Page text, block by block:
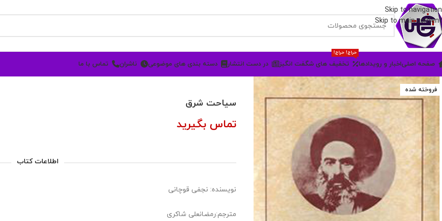
Skip to navigation
Skip to main content
صفحه اصلیاخبار و رویدادها تخفیف های شگفت انگیز
حراج! حراج!
در دست انتشار دسته بندی های موضوعی ناشران تماس با ما
فروخته شده
سیاحت شرق
تماس بگیرید
اطلاعات کتاب
نویسنده: نجفی قوچانی
مترجم:رمضانعلی شاکری